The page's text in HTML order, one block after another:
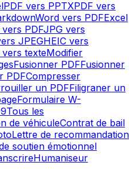
PDF vers PPTXPDF vers
Word vers PDFExcel
vers PDFJPG vers
JPEGHEIC vers
vers texteModifier
Fusionner PDFFusionner
PDFCompresser
un PDFFiligraner un
Formulaire W-
Tous les
de véhiculeContrat de bail
Lettre de recommandation
soutien émotionnel
Humaniseur